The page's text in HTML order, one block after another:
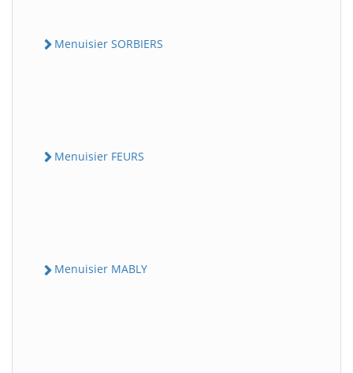
Menuisier SORBIERS
Menuisier FEURS
Menuisier MABLY